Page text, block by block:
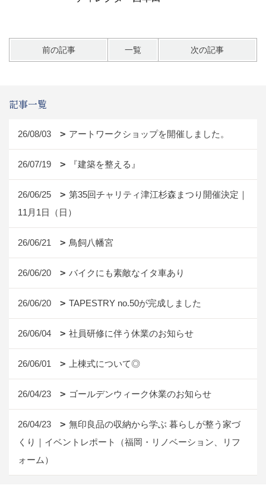
前の記事 一覧 次の記事
記事一覧
26/08/03 アートワークショップを開催しました。
26/07/19 『建築を整える』
26/06/25
第35回チャリティ津江杉森まつり開催決定｜
11月1日（日）
26/06/21 鳥飼八幡宮
26/06/20 バイクにも素敵なイタ車あり
26/06/20 TAPESTRY no.50が完成しました
26/06/04 社員研修に伴う休業のお知らせ
26/06/01 上棟式について◎
26/04/23 ゴールデンウィーク休業のお知らせ
26/04/23
無印良品の収納から学ぶ 暮らしが整う家づ
くり｜イベントレポート（福岡・リノベーション、リフ
ォーム）